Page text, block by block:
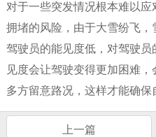
对于一些突发情况根本难以
拥堵的风险，由于大雪纷飞
驾驶员的能见度低，对驾驶
见度会让驾驶变得更加困难
多方留意路况，这样才能确保
上一篇